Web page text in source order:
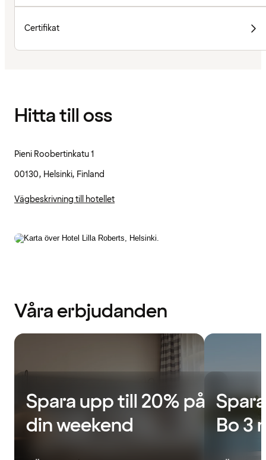
Certifikat
Hitta till oss
Pieni Roobertinkatu 1
00130, Helsinki, Finland
Vägbeskrivning till hotellet
Våra erbjudanden
Spara upp till 20% på
din weekend
Bo 3